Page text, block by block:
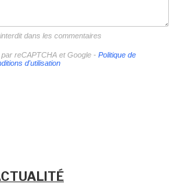
dans les commentaires
reCAPTCHA et Google - Politique de
d'utilisation